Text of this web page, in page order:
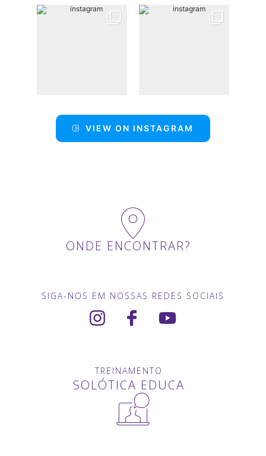
VIEW ON INSTAGRAM
ONDE ENCONTRAR?
SIGA-NOS EM NOSSAS REDES SOCIAIS
TREINAMENTO
SOLÓTICA EDUCA